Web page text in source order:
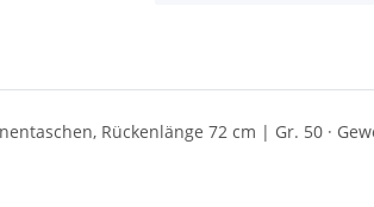
Rückenlänge 72 cm | Gr. 50 ·